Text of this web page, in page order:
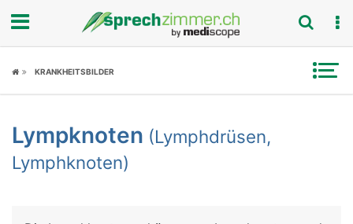
Fokus
Symptome
Untersuchungen
KRANKHEITSBILDER
Lympknoten (Lymphdrüsen,
Lymphknoten)